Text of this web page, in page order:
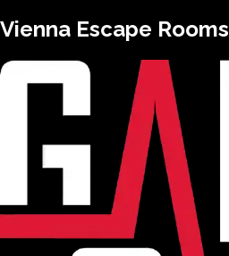
Vienna Escape Rooms